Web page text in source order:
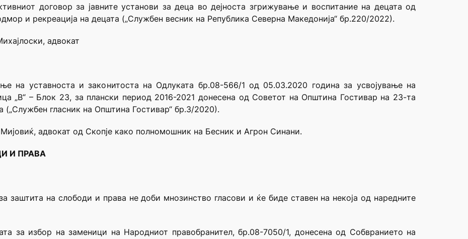
договор за јавните установи за деца во дејноста згрижување и воспитание на децата од
и рекреација на децата („Службен весник на Република Северна Македонија“ бр.220/2022).
адвокат
на уставноста и законитоста на Одлуката бр.08-566/1 од 05.03.2020 година за усвојување на
„В“ – Блок 23, за плански период 2016-2021 донесена од Советот на Општина Гостивар на 23-та
гласник на Општина Гостивар“ бр.3/2020).
адвокат од Скопје како полномошник на Бесник и Агрон Синани.
И ПРАВА
заштита на слободи и права не доби мнозинство гласови и ќе биде ставен на некоја од наредните
за избор на заменици на Народниот правобранител, бр.08-7050/1, донесена од Собвранието на